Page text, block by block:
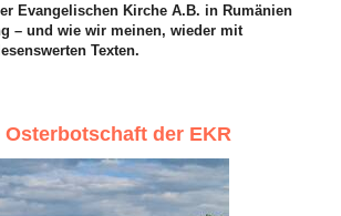
Evangelischen Kirche A.B. in Rumänien
– und wie wir meinen, wieder mit
Texten.
der EKR